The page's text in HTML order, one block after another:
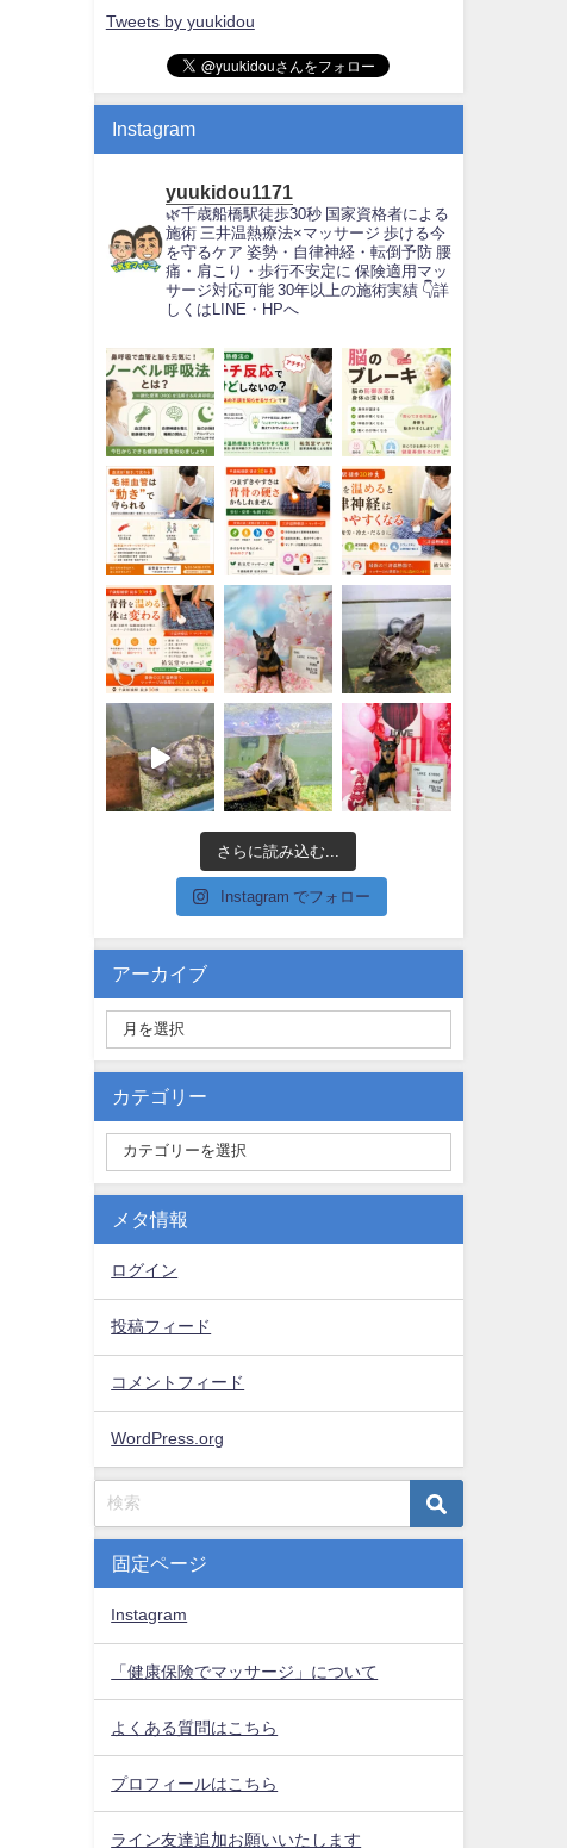
Tweets by yuukidou
Instagram
yuukidou1171
🌿千歳船橋駅徒歩30秒国家資格者による
施術三井温熱療法×マッサージ 歩ける今
を守るケア 姿勢・自律神経・転倒予防腰
痛・肩こり・歩行不安定に 保険適用マッ
サージ対応可能30年以上の施術実績👇詳
しくはLINE・HPへ
さらに読み込む...
Instagram でフォロー
アーカイブ
カテゴリー
メタ情報
ログイン
投稿フィード
コメントフィード
WordPress.org
固定ページ
Instagram
「健康保険でマッサージ」について
よくある質問はこちら
プロフィールはこちら
ライン友達追加お願いいたします